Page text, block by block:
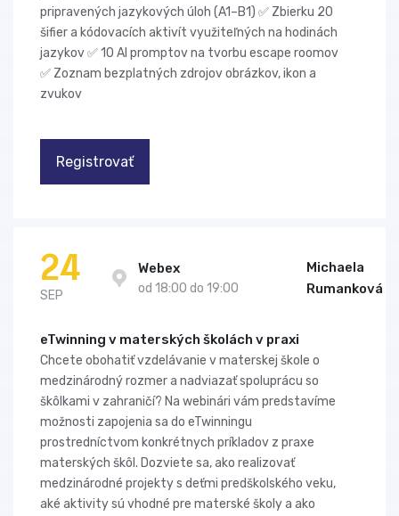
pripravených jazykových úloh (A1–B1) ✅ Zbierku 20
šifier a kódovacích aktivít využiteľných na hodinách
jazykov ✅ 10 AI promptov na tvorbu escape roomov
✅ Zoznam bezplatných zdrojov obrázkov, ikon a
zvukov
Registrovať
24
SEP
Webex
od 18:00 do 19:00
Michaela
Rumanková
eTwinning v materských školách v praxi
Chcete obohatiť vzdelávanie v materskej škole o
medzinárodný rozmer a nadviazať spoluprácu so
škôlkami v zahraničí? Na webinári vám predstavíme
možnosti zapojenia sa do eTwinningu
prostredníctvom konkrétnych príkladov z praxe
materských škôl. Dozviete sa, ako realizovať
medzinárodné projekty s deťmi predškolského veku,
aké aktivity sú vhodné pre materské školy a ako